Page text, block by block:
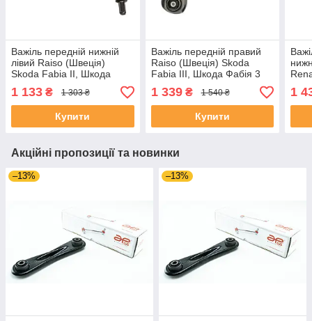
Важіль передній нижній
лівий Raiso (Швеція)
Skoda Fabia II, Шкода
Фабія 2 07-14 #RL-
604151A UACWGIC4
1 133 ₴ 1 303 ₴
Купити
Важіль передній правий
Raiso (Швеція) Skoda
Fabia III, Шкода Фабія 3
14-21 #RL-607152A
UAIMQLB4
1 339₴ 1 540 ₴
Купити
98-
1
Акційні пропозиції та новинки
–13% –13%